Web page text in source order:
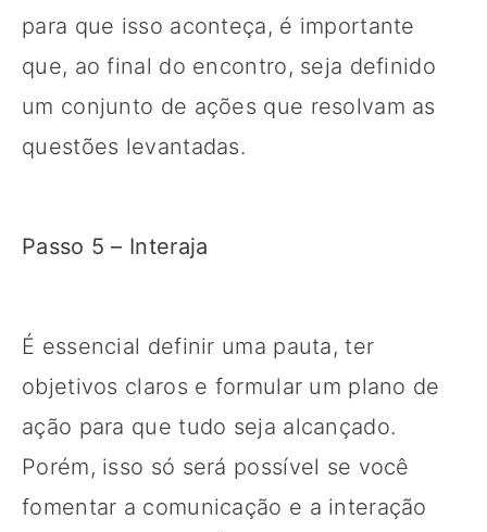
para que isso aconteça, é importante
que, ao final do encontro, seja definido
um conjunto de ações que resolvam as
questões levantadas.
Passo 5 – Interaja
É essencial definir uma pauta, ter
objetivos claros e formular um plano de
ação para que tudo seja alcançado.
Porém, isso só será possível se você
fomentar a comunicação e a interação